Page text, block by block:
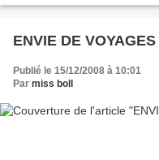
ENVIE DE VOYAGES
Publié le 15/12/2008 à 10:01
Par miss boll